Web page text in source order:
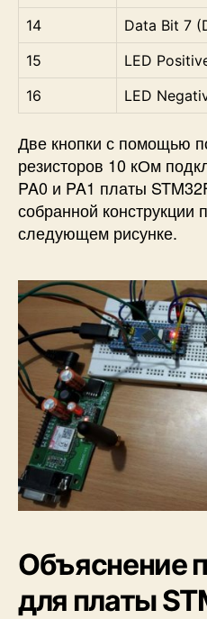
14
Data Bit 7
15
LED
16
LED
Две кнопки с помощью
резисторов 10 кОм
PA0 и PA1 платы
собранной конструкции
следующем рисунке.
Объяснение
для платы